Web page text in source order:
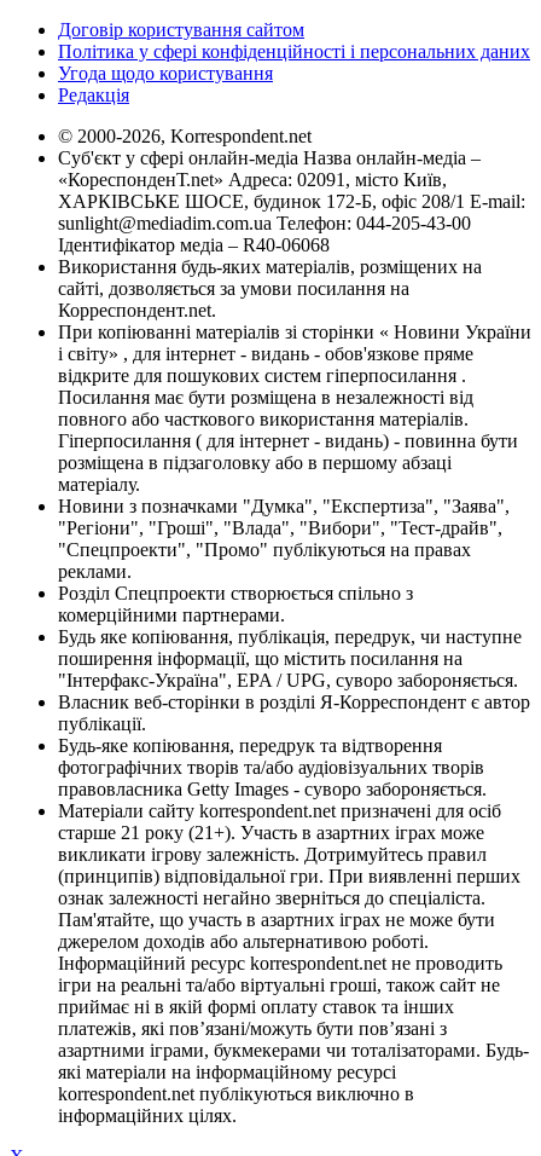
Договір користування сайтом
Політика у сфері конфіденційності і персональних даних
Угода щодо користування
Редакція
© 2000-2026, Korrespondent.net
Суб'єкт у сфері онлайн-медіа Назва онлайн-медіа –
«КореспонденТ.net» Адреса: 02091, місто Київ,
ХАРКІВСЬКЕ ШОСЕ, будинок 172-Б, офіс 208/1 E-mail:
sunlight@mediadim.com.ua Телефон: 044-205-43-00
Ідентифікатор медіа – R40-06068
Використання будь-яких матеріалів, розміщених на
сайті, дозволяється за умови посилання на
Корреспондент.net.
При копіюванні матеріалів зі сторінки « Новини України
і світу» , для інтернет - видань - обов'язкове пряме
відкрите для пошукових систем гіперпосилання .
Посилання має бути розміщена в незалежності від
повного або часткового використання матеріалів.
Гіперпосилання ( для інтернет - видань) - повинна бути
розміщена в підзаголовку або в першому абзаці
матеріалу.
Новини з позначками "Думка", "Експертиза", "Заява",
"Регіони", "Гроші", "Влада", "Вибори", "Тест-драйв",
"Спецпроекти", "Промо" публікуються на правах
реклами.
Розділ Спецпроекти створюється спільно з
комерційними партнерами.
Будь яке копіювання, публікація, передрук, чи наступне
поширення інформації, що містить посилання на
"Інтерфакс-Україна", EPA / UPG, суворо забороняється.
Власник веб-сторінки в розділі Я-Корреспондент є автор
публікації.
Будь-яке копіювання, передрук та відтворення
фотографічних творів та/або аудіовізуальних творів
правовласника Getty Images - суворо забороняється.
Матеріали сайту korrespondent.net призначені для осіб
старше 21 року (21+). Участь в азартних іграх може
викликати ігрову залежність. Дотримуйтесь правил
(принципів) відповідальної гри. При виявленні перших
ознак залежності негайно зверніться до спеціаліста.
Пам'ятайте, що участь в азартних іграх не може бути
джерелом доходів або альтернативою роботі.
Інформаційний ресурс korrespondent.net не проводить
ігри на реальні та/або віртуальні гроші, також сайт не
приймає ні в якій формі оплату ставок та інших
платежів, які пов’язані/можуть бути пов’язані з
азартними іграми, букмекерами чи тоталізаторами. Будь-
які матеріали на інформаційному ресурсі
korrespondent.net публікуються виключно в
інформаційних цілях.